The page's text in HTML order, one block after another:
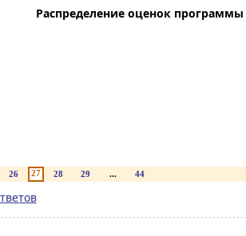
Распределение оценок программы
26 27 28 29 ... 44